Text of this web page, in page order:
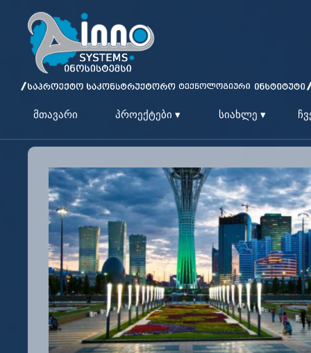
მთავარი პროექტები ▾ სიახლე ▾